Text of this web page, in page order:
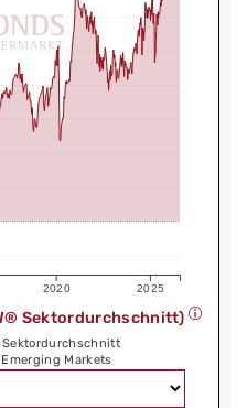
2020 2025
Sektordurchschnitt)
Sektordurchschnitt
Markets